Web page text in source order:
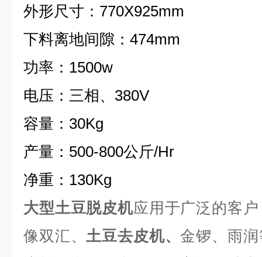
外形尺寸： 770X925mm
下料离地间隙： 474mm
功率： 1500w
电压：三相、 380V
容量： 30Kg
产量： 500-800公斤/Hr
净重： 130Kg
大型土豆脱皮机应用于广泛的客
像双汇、土豆去皮机、金锣、雨